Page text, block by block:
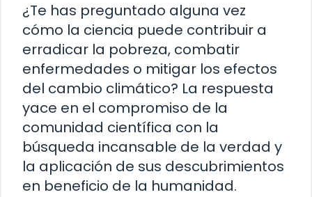
¿Te has preguntado alguna vez
cómo la ciencia puede contribuir a
erradicar la pobreza, combatir
enfermedades o mitigar los efectos
del cambio climático? La respuesta
yace en el compromiso de la
comunidad científica con la
búsqueda incansable de la verdad y
la aplicación de sus descubrimientos
en beneficio de la humanidad.